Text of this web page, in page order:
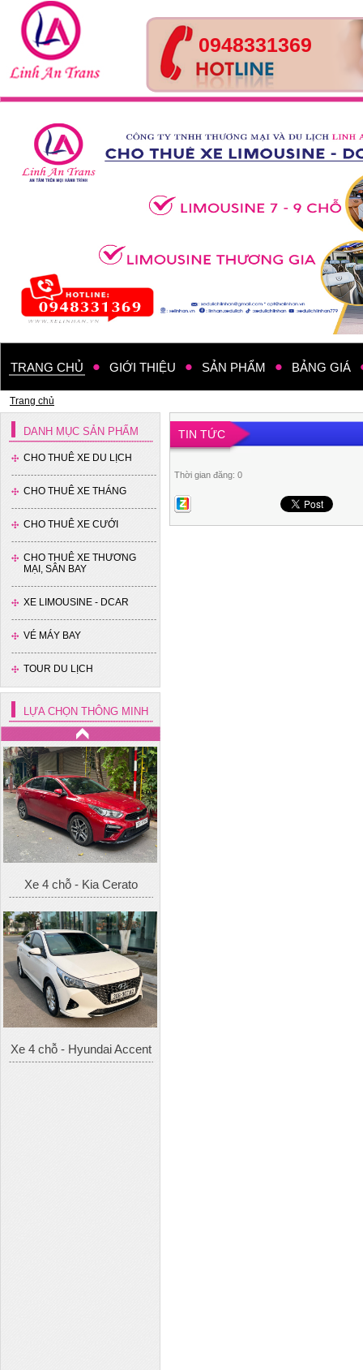
0948331369
TRANG CHỦ GIỚI THIỆU SẢN PHẨM BẢNG GIÁ
Trang chủ
DANH MỤC SẢN PHẨM
CHO THUÊ XE DU LỊCH
CHO THUÊ XE THÁNG
CHO THUÊ XE CƯỚI
CHO THUÊ XE THƯƠNG
MẠI, SÂN BAY
XE LIMOUSINE - DCAR
VÉ MÁY BAY
TOUR DU LỊCH
LỰA CHỌN THÔNG MINH
Xe 4 chỗ - Kia Cerato
Xe 4 chỗ - Hyundai Accent
TIN TỨC
Thời gian đăng: 0